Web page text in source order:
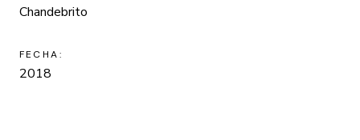
Chandebrito
FECHA:
2018